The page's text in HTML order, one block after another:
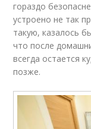
гораздо
устроено не так
такую, казалось
что после
всегда остается
позже.